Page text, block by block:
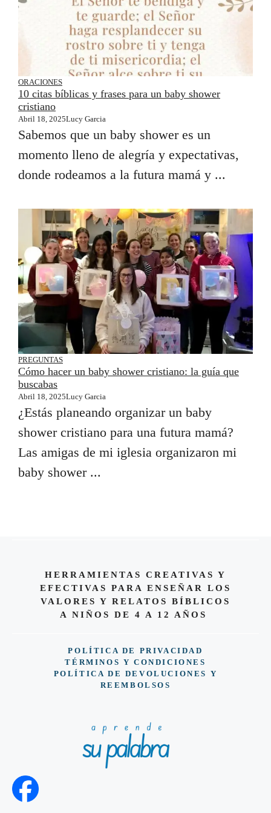
ORACIONES
10 citas bíblicas y frases para un baby shower
cristiano
Abril 18, 2025Lucy Garcia
Sabemos que un baby shower es un
momento lleno de alegría y expectativas,
donde rodeamos a la futura mamá y ...
PREGUNTAS
Cómo hacer un baby shower cristiano: la guía que
buscabas
Abril 18, 2025Lucy Garcia
¿Estás planeando organizar un baby
shower cristiano para una futura mamá?
Las amigas de mi iglesia organizaron mi
baby shower ...
HERRAMIENTAS CREATIVAS Y
EFECTIVAS PARA ENSEÑAR LOS
VALORES Y RELATOS BÍBLICOS
A NIÑOS DE 4 A 12 AÑOS
POLÍTICA DE PRIVACIDAD
TÉRMINOS Y CONDICIONES
POLÍTICA DE DEVOLUCIONES Y
REEMBOLSOS